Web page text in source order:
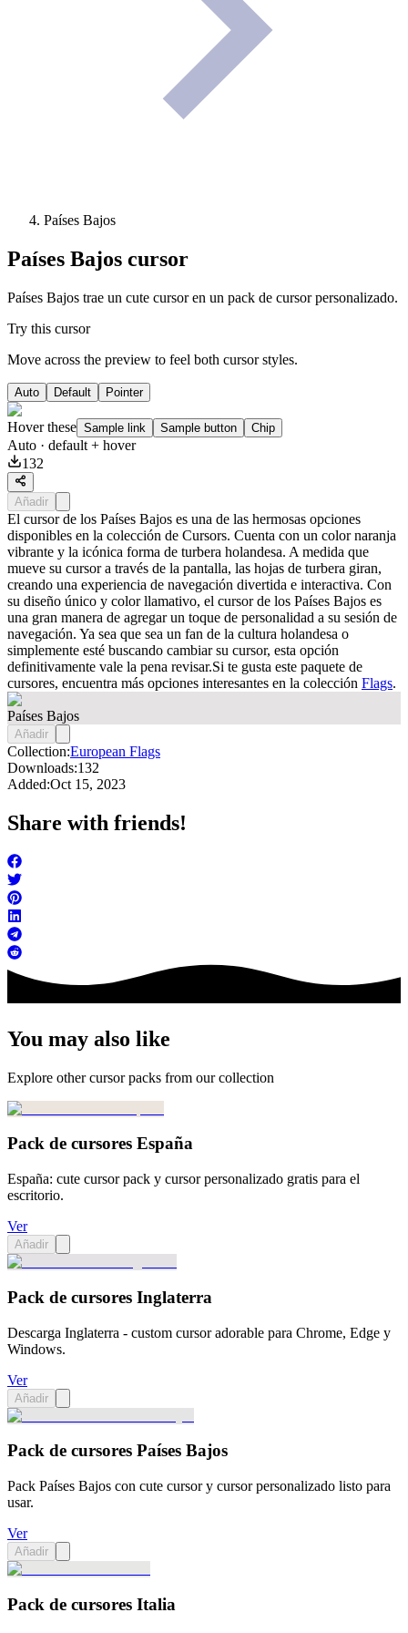
Países Bajos
Países Bajos cursor
Países Bajos trae un cute cursor en un pack de cursor personalizado.
Try this cursor
Move across the preview to feel both cursor styles.
Auto Default Pointer
Hover these Sample link Sample button Chip
Auto · default + hover
132
Añadir
El cursor de los Países Bajos es una de las hermosas opciones
disponibles en la colección de Cursors. Cuenta con un color naranja
vibrante y la icónica forma de turbera holandesa. A medida que
mueve su cursor a través de la pantalla, las hojas de turbera giran,
creando una experiencia de navegación divertida e interactiva. Con
su diseño único y color llamativo, el cursor de los Países Bajos es
una gran manera de agregar un toque de personalidad a su sesión de
navegación. Ya sea que sea un fan de la cultura holandesa o
simplemente esté buscando cambiar su cursor, esta opción
definitivamente vale la pena revisar.Si te gusta este paquete de
cursores, encuentra más opciones interesantes en la colección Flags.
Países Bajos
Añadir
Collection:European Flags
Downloads:132
Added:Oct 15, 2023
Share with friends!
You may also like
Explore other cursor packs from our collection
Pack de cursores España
España: cute cursor pack y cursor personalizado gratis para el
escritorio.
Ver
Añadir
Pack de cursores Inglaterra
Descarga Inglaterra - custom cursor adorable para Chrome, Edge y
Windows.
Ver
Añadir
Pack de cursores Países Bajos
Pack Países Bajos con cute cursor y cursor personalizado listo para
usar.
Ver
Añadir
Pack de cursores Italia